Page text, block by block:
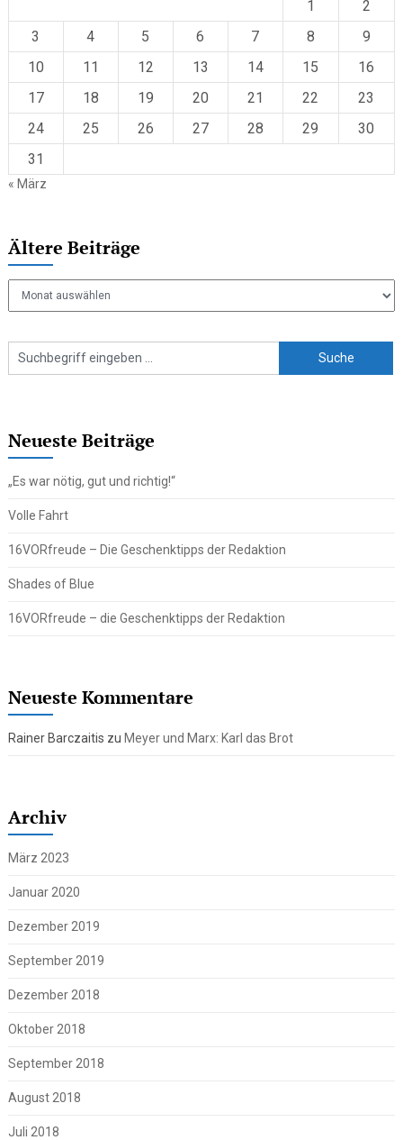
1
2
3
4 5 6 7 8
9
10
11 12 13 14 15
16
17
18 19 20 21 22
23
24
25 26 27 28 29
30
31
« März
Ältere Beiträge
Neueste Beiträge
„Es war nötig, gut und richtig!“
Volle Fahrt
16VORfreude – Die Geschenktipps der Redaktion
Shades of Blue
16VORfreude – die Geschenktipps der Redaktion
Neueste Kommentare
Rainer Barczaitis zu Meyer und Marx: Karl das Brot
Archiv
März 2023
Januar 2020
Dezember 2019
September 2019
Dezember 2018
Oktober 2018
September 2018
August 2018
Juli 2018